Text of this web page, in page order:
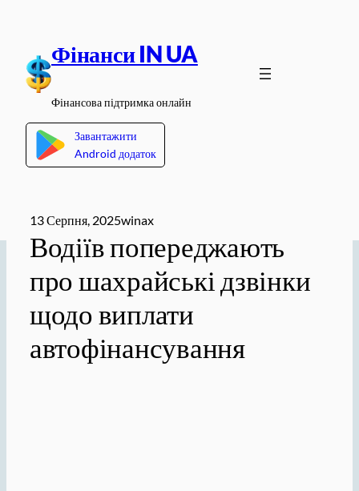
вмісту
Фінанси IN UA
Фінансова підтримка онлайн
Завантажити
Android додаток
13 Серпня, 2025winax
Водіїв попереджають
про шахрайські дзвінки
щодо виплати
автофінансування